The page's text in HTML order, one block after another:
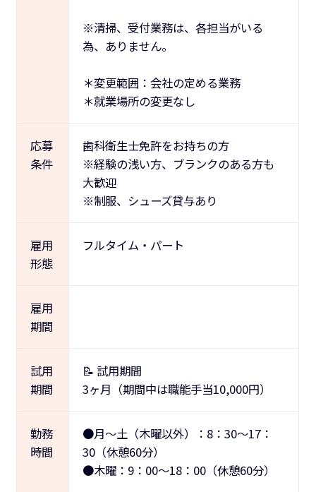
※清掃、受付業務は、各担当がいる
為、ありません。
＊変更範囲：会社の定める業務
＊就業場所の変更なし
応募
条件
歯科衛生士免許をお持ちの方
※経験の浅い方、ブランクのある方も
大歓迎
※制服、シューズ貸与あり
雇用
形態
フルタイム・パート
雇用
期間
試用
期間
📝 試用期間
3ヶ月（期間中は職能手当10,000円）
勤務
時間
●月～土（木曜以外）：8：30～17：
30（休憩60分）
●木曜：9：00～18：00（休憩60分）